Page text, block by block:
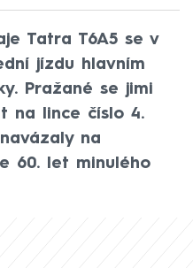
Tatra T6A5 se v
jízdu hlavním
Pražané se jimi
na lince číslo 4.
na
60. let minulého